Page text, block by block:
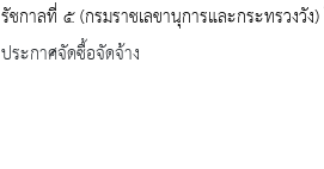
รัชกาลที่ ๕ (กรมราชเลขานุการและกระทรวง
ประกาศจัดซื้อจัดจ้าง